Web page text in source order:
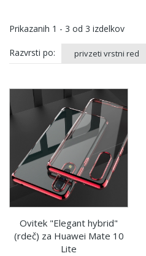
Prikazanih 1 - 3 od 3 izdelkov
Razvrsti po:
Ovitek "Elegant hybrid"
(rdeč) za Huawei Mate 10
Lite